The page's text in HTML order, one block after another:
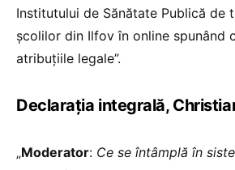
Institutului de Sănătate Publică de
școlilor din Ilfov în online spunând
atribuțiile legale”.
Declarația integrală,
„Moderator: Ce se întâmplă în